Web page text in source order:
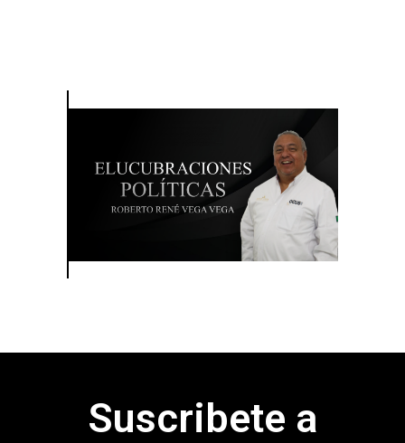
Suscribete a